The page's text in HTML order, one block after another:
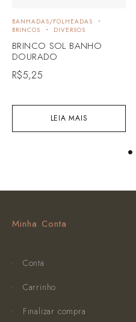
LEIA MAIS
BANHADAS/FOLHEADAS
BRINCOS
DIVERSOS
BRINCO SOL BANHO
DOURADO
R$5,25
Minha Conta
Conta
Carrinho
Finalizar compra